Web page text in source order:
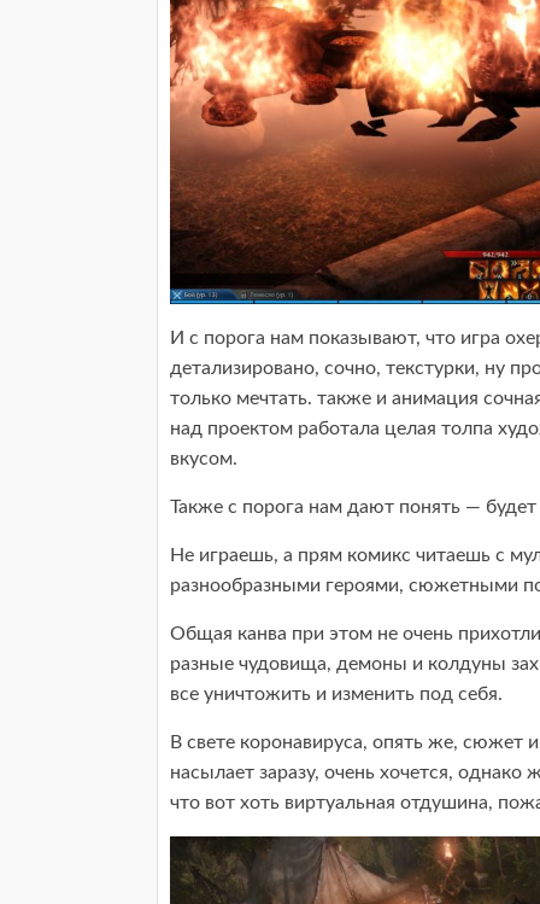
И с порога нам показывают, что игра
детализировано, сочно, текстурки, ну
только мечтать. также и анимация
над проектом работала целая толпа
вкусом.
Также с порога нам дают понять —
Не играешь, а прям комикс читаешь с
разнообразными героями, сюжетными
Общая канва при этом не очень
разные чудовища, демоны и колдуны
все уничтожить и изменить под себя.
В свете коронавируса, опять же, сюжет
насылает заразу, очень хочется,
что вот хоть виртуальная отдушина,